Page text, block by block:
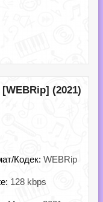
(2021)
Кодек: WEBRip
128 kbps